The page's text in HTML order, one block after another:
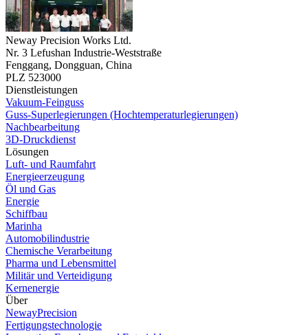
Neway Precision Works Ltd.
Nr. 3 Lefushan Industrie-Weststraße
Fenggang, Dongguan, China
PLZ 523000
Dienstleistungen
Vakuum-Feinguss
Guss-Superlegierungen (Hochtemperaturlegierungen)
Nachbearbeitung
3D-Druckdienst
Lösungen
Luft- und Raumfahrt
Energieerzeugung
Öl und Gas
Energie
Schiffbau
Marinha
Automobilindustrie
Chemische Verarbeitung
Pharma und Lebensmittel
Militär und Verteidigung
Kernenergie
Über
NewayPrecision
Fertigungstechnologie